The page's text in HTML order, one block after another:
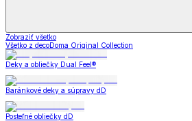
Zobraziť všetko
Všetko z decoDoma Original Collection
Deky a obliečky Dual Feel®
Baránkové deky a súpravy dD
Posteľné obliečky dD